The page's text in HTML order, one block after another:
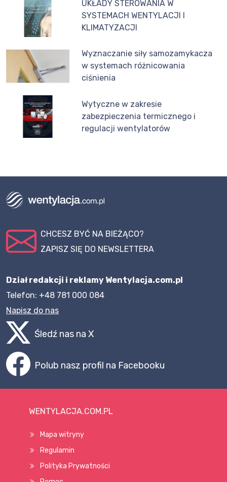
UKŁADY STEROWANIA W
SYSTEMACH WENTYLACJI I
KLIMATYZACJI
Wyznaczanie siły samozamykacza
w systemach różnicowania
ciśnienia
Wytyczne w zakresie
zabezpieczenia termicznego i
regulacji wentylatorów
CHCESZ BYĆ NA BIEŻĄCO?
ZAPISZ SIĘ DO NEWSLETTERA
Dział redakcji i reklamy Wentylacja.com.pl
Telefon: +48 781 000 084
Napisz do nas
Śledź nas na X
Polub nasz profil na Facebooku
WENTYLACJA.COM.PL
Mapa witryny
Regulamin
Polityka Prywatności